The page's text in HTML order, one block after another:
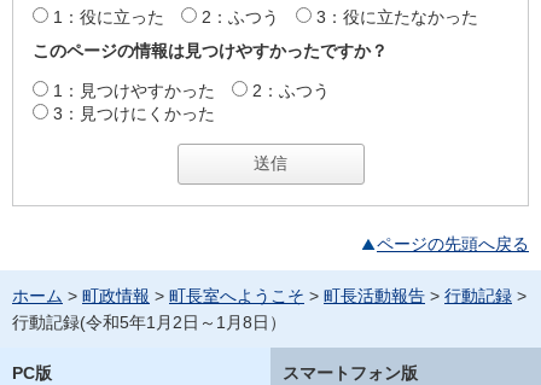
1：役に立った 2：ふつう
3：役に立たなかった
このページの情報は見つけやすかったですか？
1：見つけやすかった
2：ふつう
3：見つけにくかった
ページの先頭へ戻る
ホーム > 町政情報 > 町長室へようこそ > 町長活動報告 > 行動記録 >
行動記録(令和5年1月2日～1月8日）
PC版 スマートフォン版